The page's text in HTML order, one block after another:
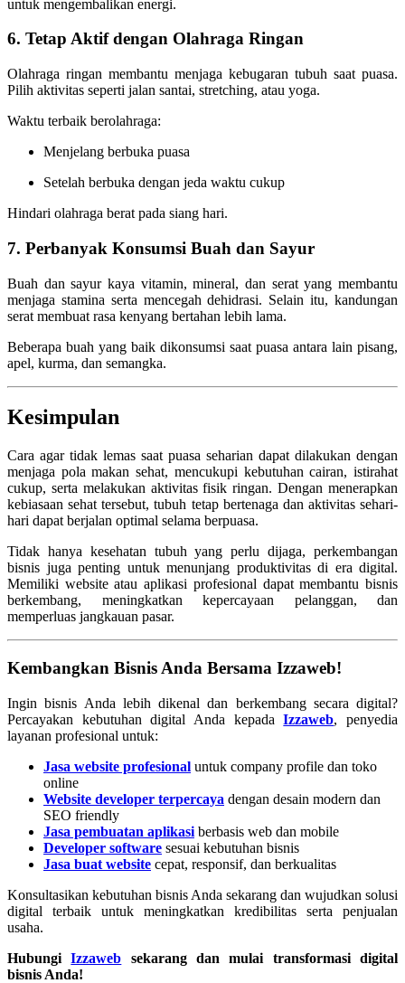
untuk mengembalikan energi.
6. Tetap Aktif dengan Olahraga Ringan
Olahraga ringan membantu menjaga kebugaran tubuh saat puasa.
Pilih aktivitas seperti jalan santai, stretching, atau yoga.
Waktu terbaik berolahraga:
Menjelang berbuka puasa
Setelah berbuka dengan jeda waktu cukup
Hindari olahraga berat pada siang hari.
7. Perbanyak Konsumsi Buah dan Sayur
Buah dan sayur kaya vitamin, mineral, dan serat yang membantu
menjaga stamina serta mencegah dehidrasi. Selain itu, kandungan
serat membuat rasa kenyang bertahan lebih lama.
Beberapa buah yang baik dikonsumsi saat puasa antara lain pisang,
apel, kurma, dan semangka.
Kesimpulan
Cara agar tidak lemas saat puasa seharian dapat dilakukan dengan
menjaga pola makan sehat, mencukupi kebutuhan cairan, istirahat
cukup, serta melakukan aktivitas fisik ringan. Dengan menerapkan
kebiasaan sehat tersebut, tubuh tetap bertenaga dan aktivitas sehari-
hari dapat berjalan optimal selama berpuasa.
Tidak hanya kesehatan tubuh yang perlu dijaga, perkembangan
bisnis juga penting untuk menunjang produktivitas di era digital.
Memiliki website atau aplikasi profesional dapat membantu bisnis
berkembang, meningkatkan kepercayaan pelanggan, dan
memperluas jangkauan pasar.
Kembangkan Bisnis Anda Bersama Izzaweb!
Ingin bisnis Anda lebih dikenal dan berkembang secara digital?
Percayakan kebutuhan digital Anda kepadaIzzaweb, penyedia
layanan profesional untuk:
Jasa website profesional untuk company profile dan toko
online
Website developer terpercaya dengan desain modern dan
SEO friendly
Jasa pembuatan aplikasi berbasis web dan mobile
Developer software sesuai kebutuhan bisnis
Jasa buat website cepat, responsif, dan berkualitas
Konsultasikan kebutuhan bisnis Anda sekarang dan wujudkan solusi
digital terbaik untuk meningkatkan kredibilitas serta penjualan
usaha.
HubungiIzzaweb sekarang dan mulai transformasi digital
bisnis Anda!